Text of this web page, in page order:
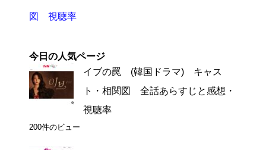
図 視聴率
今日の人気ページ
イブの罠 (韓国ドラマ) キャス
ト・相関図 全話あらすじと感想・
視聴率
200件のビュー